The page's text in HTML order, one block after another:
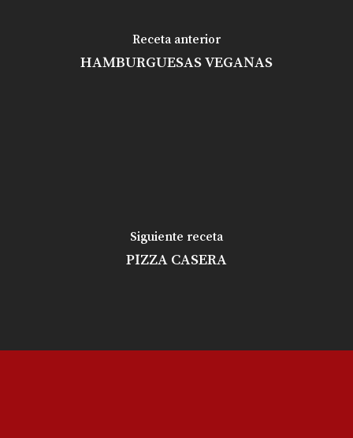
Receta anterior
HAMBURGUESAS VEGANAS
Siguiente receta
PIZZA CASERA